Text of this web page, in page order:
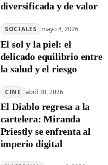
diversificada y de valor
SOCIALES mayo 8, 2026
El sol y la piel: el
delicado equilibrio entre
la salud y el riesgo
CINE abril 30, 2026
El Diablo regresa a la
cartelera: Miranda
Priestly se enfrenta al
imperio digital